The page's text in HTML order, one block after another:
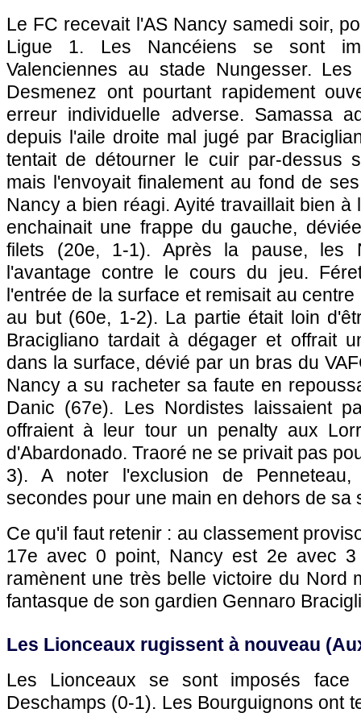
Le FC recevait l'AS Nancy samedi soir,
Ligue 1. Les Nancéiens se sont
Valenciennes au stade Nungesser.
Desmenez ont pourtant rapidement
erreur individuelle adverse. Samassa
depuis l'aile droite mal jugé par
tentait de détourner le cuir par-dessus
mais l'envoyait finalement au fond de
Nancy a bien réagi. Ayité travaillait bien à
enchainait une frappe du gauche,
filets (20e, 1-1). Après la pause, les
l'avantage contre le cours du jeu.
l'entrée de la surface et remisait au
au but (60e, 1-2). La partie était loin
Bracigliano tardait à dégager et offrait
dans la surface, dévié par un bras du
Nancy a su racheter sa faute en
Danic (67e). Les Nordistes laissaient
offraient à leur tour un penalty aux
d'Abardonado. Traoré ne se privait pas
3). A noter l'exclusion de
secondes pour une main en dehors de sa
Ce qu'il faut retenir : au classement
17e avec 0 point, Nancy est 2e avec
ramènent une très belle victoire du Nord
fantasque de son gardien Gennaro
Les Lionceaux rugissent à nouveau (
Les Lionceaux se sont imposés
Deschamps (0-1). Les Bourguignons ont